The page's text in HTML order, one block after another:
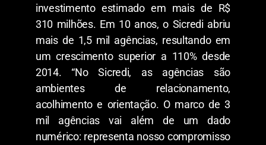
investimento estimado em mais de R$
310 milhões. Em 10 anos, o Sicredi abriu
mais de 1,5 mil agências, resultando em
um crescimento superior a 110% desde
2014. “No Sicredi, as agências são
ambientes de relacionamento,
acolhimento e orientação. O marco de 3
mil agências vai além de um dado
numérico: representa nosso compromisso